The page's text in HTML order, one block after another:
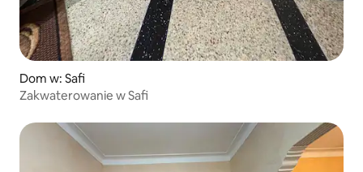
Dom w: Safi
Zakwaterowanie w Safi